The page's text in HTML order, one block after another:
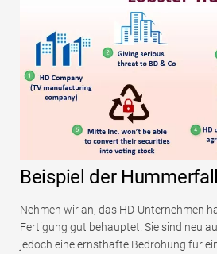
Beispiel der
Nehmen wir an, das HD-Unternehmen
Fertigung gut behauptet. Sie sind neu
jedoch eine ernsthafte Bedrohung für